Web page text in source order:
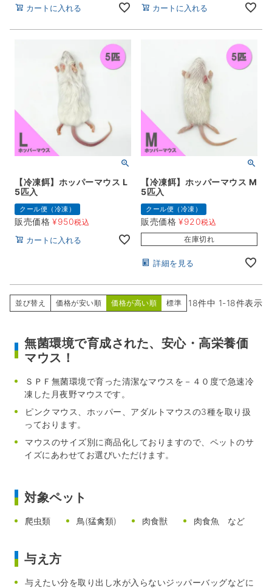
カートに入れる カートに入れる
【冷凍餌】ホッパーマウス L
5匹入
クール便（冷凍）
販売価格 ¥950税込
カートに入れる
【冷凍餌】ホッパーマウス M
5匹入
クール便（冷凍）
販売価格 ¥920税込
在庫切れ
詳細を見る
並び替え 価格が安い順 価格が高い順 標準 18件中 1-18件表示
無菌環境で育成された、安心・高栄養価
マウス！
ＳＰＦ無菌環境で育った清潔なマウスを－４０度で急速冷
凍した月夜野マウスです。
ピンクマウス、ホッパー、アダルトマウスの3種を取り扱
っております。
マウスのサイズ別に商品化しておりますので、ペットのサ
イズにあわせてお選びいただけます。
対象ペット
爬虫類 鳥(猛禽類) 肉食獣 肉食魚 など
与え方
与えたい分を取り出し水が入らないジッパーバッグなどに